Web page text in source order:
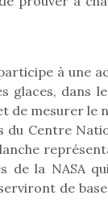
à une
dans le
de mesurer le
du Centre
de la NASA
de